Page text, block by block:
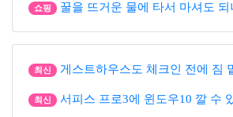
쇼핑 꿀을 뜨거운 물에 타서 마셔도 되
최신 게스트하우스도 체크인 전에 짐
최신 서피스 프로3에 윈도우10 깔 수